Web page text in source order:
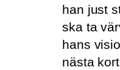
han just
ska ta
hans
nästa